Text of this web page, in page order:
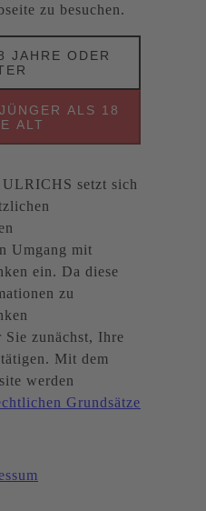
zu besuchen.
JAHRE ODER
ALS 18
ALT
setzt sich
Umgang mit
ein. Da diese
zu
zunächst, Ihre
Mit dem
werden
Grundsätze